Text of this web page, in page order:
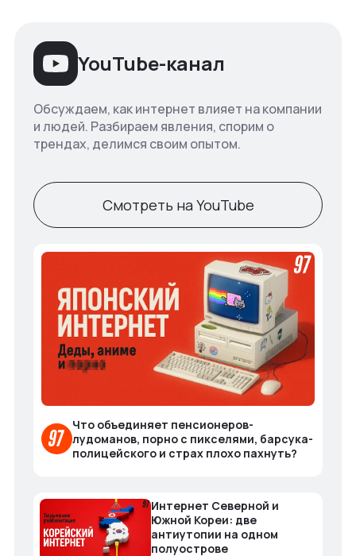
YouTube-канал
Обсуждаем, как интернет влияет на компании
и людей. Разбираем явления, спорим о
трендах, делимся своим опытом.
Смотреть на YouTube
Что объединяет пенсионеров-
лудоманов, порно с пикселями, барсука-
полицейского и страх плохо пахнуть?
Интернет Северной и
Южной Кореи: две
антиутопии на одном
полуострове